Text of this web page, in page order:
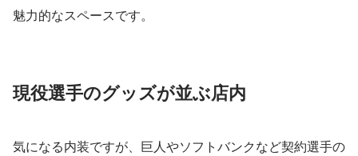
魅力的なスペースです。
現役選手のグッズが並ぶ店内
気になる内装ですが、巨人やソフトバンクなど契約選手の